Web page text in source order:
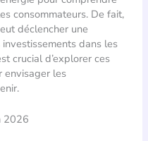
consommateurs. De fait,
déclencher une
dans les
crucial d’explorer ces
envisager les
2026